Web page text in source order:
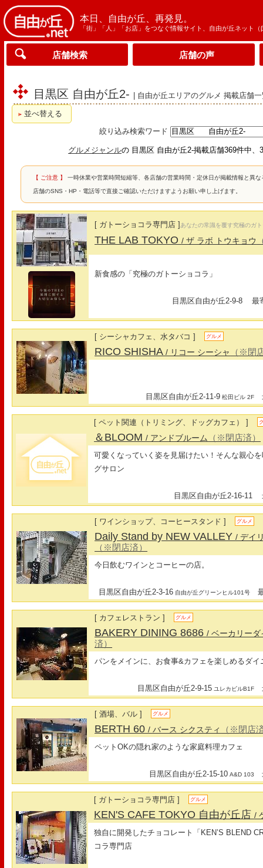
本日、自由が丘、再発見。
「街」「人」「お店」をつなぐ情報サイト、自由が丘ネット（
店舗検索 店舗の声
目黒区 自由が丘2- | 自由が丘エリアのグルメ 掲載店舗
並べ替える
絞り込み検索ワード
グルメジャンルの 目黒区 自由が丘2-掲載店舗369件中、
【 ご注意 】 一時休業や営業時間短縮等、各店舗の営業時間・定休日が掲載情報と異
店舗のSNS・HP・電話等で直接ご確認いただけますようお願い申し上げます。
[ ガトーショコラ専門店 ]あなたの常識を覆す究極のガ
THE LAB TOKYO/ ザ ラボ トウキョウ
新食感の「究極のガトーショコラ」
目黒区自由が丘2-9-8 最
[ シーシャカフェ、水タバコ ] グルメ
RICO SHISHA/ リコー シーシャ （※閉
目黒区自由が丘2-11-9 松田ビル 2F
[ ペット関連（トリミング、ドッグカフェ） ]
＆BLOOM/ アンドブルーム （※閉店済）
可愛くなっていく姿を見届けたい！そんな親心
グサロン
目黒区自由が丘2-16-11
[ ワインショップ、コーヒースタンド ] グルメ
Daily Stand by NEW VALLEY/ デイ
（※閉店済）
今日飲むワインとコーヒーの店。
目黒区自由が丘2-3-16 自由が丘グリーンヒル101号
[ カフェレストラン ] グルメ
BAKERY DINING 8686/ ベーカリー
済）
パンをメインに、お食事&カフェを楽しめるダ
目黒区自由が丘2-9-15 ユレカビルB1F
[ 酒場、バル ] グルメ
BERTH 60/ バース シクスティ （※閉店
ペットOKの隠れ家のような家庭料理カフェ
目黒区自由が丘2-15-10 A&D 103
[ ガトーショコラ専門店 ] グルメ
KEN'S CAFE TOKYO 自由が丘店/
独自に開発したチョコレート「KEN’S BLEND
コラ専門店